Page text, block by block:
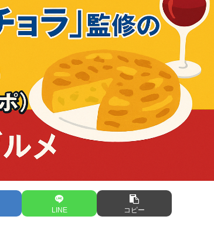
LINE コピー